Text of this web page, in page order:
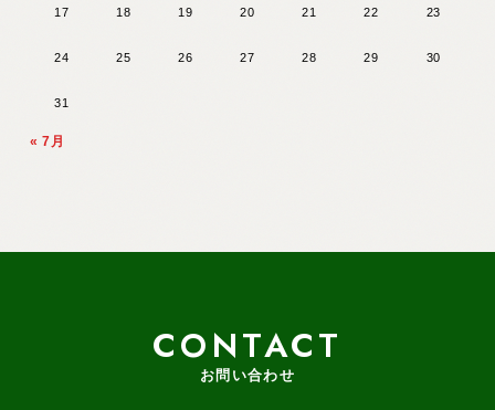
17 18 19 20 21 22 23
24 25 26 27 28 29 30
31
« 7月
CONTACT
お問い合わせ